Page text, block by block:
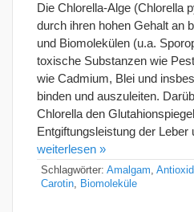
Die Chlorella-Alge (Chlorella
durch ihren hohen Gehalt an
und Biomolekülen (u.a.
toxische Substanzen wie
wie Cadmium, Blei und
binden und auszuleiten.
Chlorella den
Entgiftungsleistung der
weiterlesen »
Schlagwörter: Amalgam
Carotin
Biomoleküle